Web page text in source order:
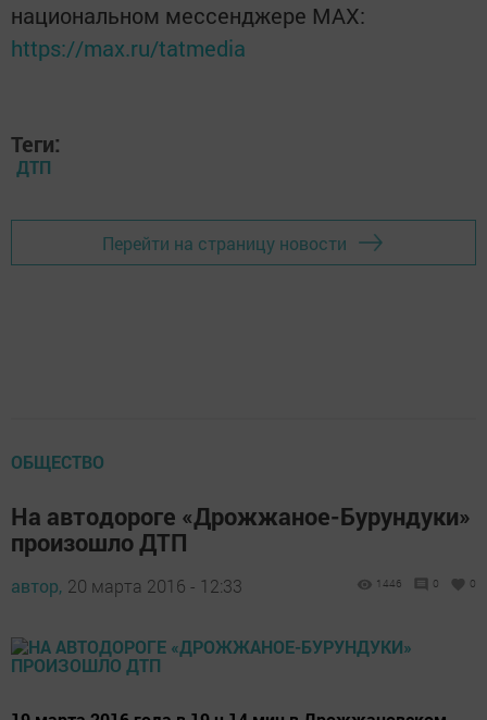
национальном мессенджере MАХ:
https://max.ru/tatmedia
Теги:
ДТП
Перейти на страницу новости
ОБЩЕСТВО
На автодороге «Дрожжаное-Бурундуки»
произошло ДТП
автор, 20 марта 2016 - 12:33 1446 0 0